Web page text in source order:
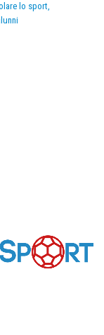
lo sport,